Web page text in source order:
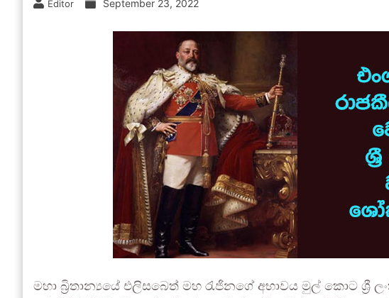
Editor September 23, 2022
මහා බ්‍රිතා‍න්‍යයේ එලිසබෙත් මහ රැජිනගේ අභාවය මුල් කොට ශ්‍රී